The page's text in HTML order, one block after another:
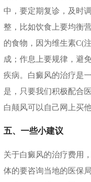
中，要定期复诊，及时
整，比如饮食上要均衡
的食物，因为维生素C(
成；作息上要规律，避
疾病。白癜风的治疗是
是，只要我们积极配合
白颠风可以自己网上买
五、一些小建议
关于白癜风的治疗费用
体的要咨询当地的医保